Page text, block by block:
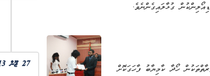
ގުޅާލައިގެންނެވެ.
27 ޖޫން 2013
ހޯދާ ކާމިޔާބު ފާހަގަކޮށް